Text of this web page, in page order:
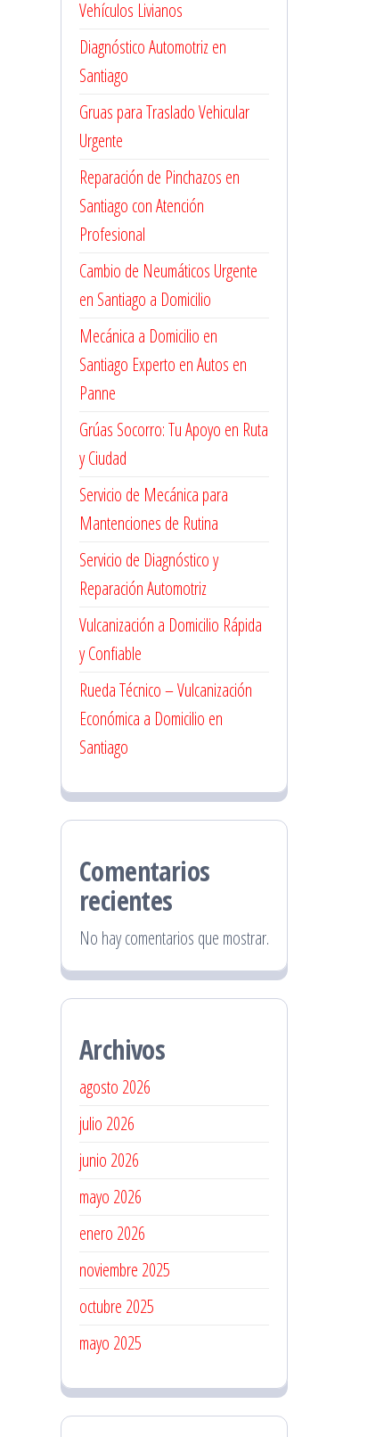
Vehículos Livianos
Diagnóstico Automotriz en
Santiago
Gruas para Traslado Vehicular
Urgente
Reparación de Pinchazos en
Santiago con Atención
Profesional
Cambio de Neumáticos Urgente
en Santiago a Domicilio
Mecánica a Domicilio en
Santiago Experto en Autos en
Panne
Grúas Socorro: Tu Apoyo en Ruta
y Ciudad
Servicio de Mecánica para
Mantenciones de Rutina
Servicio de Diagnóstico y
Reparación Automotriz
Vulcanización a Domicilio Rápida
y Confiable
Rueda Técnico – Vulcanización
Económica a Domicilio en
Santiago
Comentarios
recientes
No hay comentarios que mostrar.
Archivos
agosto 2026
julio 2026
junio 2026
mayo 2026
enero 2026
noviembre 2025
octubre 2025
mayo 2025